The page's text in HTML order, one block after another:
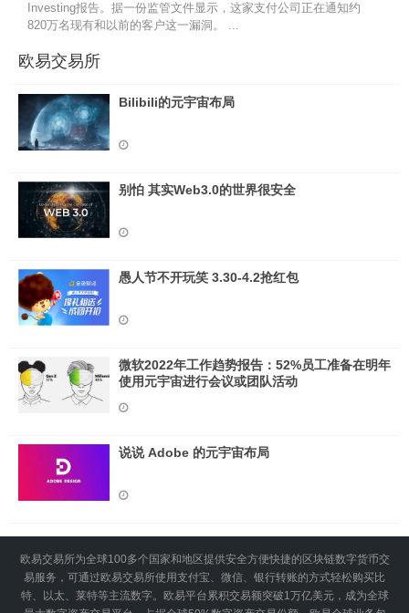
Investing报告。据一份监管文件显示，这家支付公司正在通知约
820万名现有和以前的客户这一漏洞。 ...
欧易交易所
Bilibili的元宇宙布局
别怕 其实Web3.0的世界很安全
愚人节不开玩笑 3.30-4.2抢红包
微软2022年工作趋势报告：52%员工准备在明年
使用元宇宙进行会议或团队活动
说说 Adob​​e 的元宇宙布局
欧易交易所为全球100多个国家和地区提供安全方便快捷的区块链数字货币交
易服务，可通过欧易交易所使用支付宝、微信、银行转账的方式轻松购买比
特、以太、莱特等主流数字。欧易平台累积交易额突破1万亿美元，成为全球